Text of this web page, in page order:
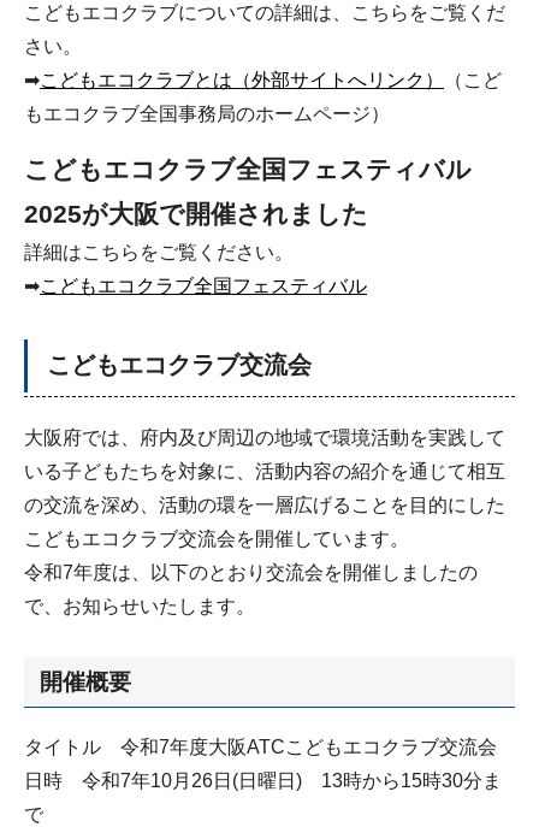
こどもエコクラブについての詳細は、こちらをご覧くだ
さい。
➡こどもエコクラブとは（外部サイトへリンク）
（こど
もエコクラブ全国事務局のホームページ）
こどもエコクラブ全国フェスティバル
2025が大阪で開催されました
詳細はこちらをご覧ください。
➡こどもエコクラブ全国フェスティバル
こどもエコクラブ交流会
大阪府では、府内及び周辺の地域で環境活動を実践して
いる子どもたちを対象に、活動内容の紹介を通じて相互
の交流を深め、活動の環を一層広げることを目的にした
こどもエコクラブ交流会を開催しています。
令和7年度は、以下のとおり交流会を開催しましたの
で、お知らせいたします。
開催概要
タイトル 令和7年度大阪ATCこどもエコクラブ交流会
日時 令和7年10月26日(日曜日) 13時から15時30分ま
で